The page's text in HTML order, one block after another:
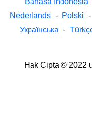
Nederlands - Polski -
Українська -
Hak Cipta © 2022